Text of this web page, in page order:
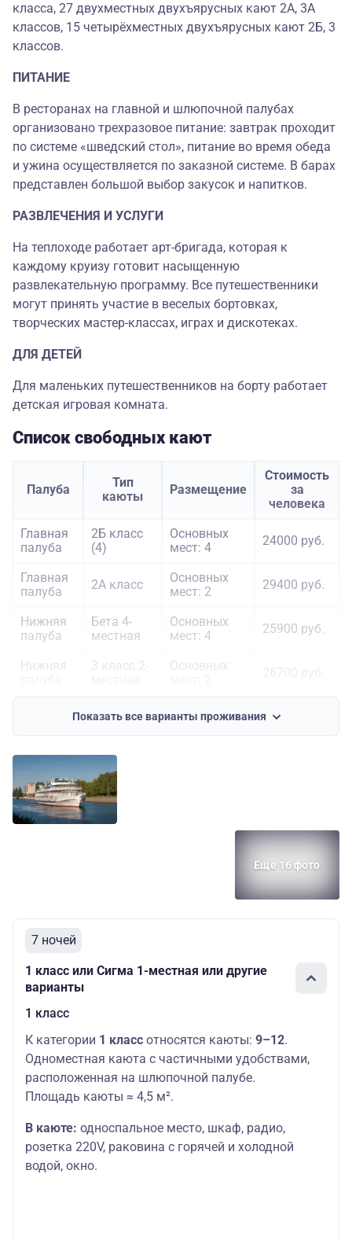
класса, 27 двухместных двухъярусных кают 2А, 3А
классов, 15 четырёхместных двухъярусных кают 2Б, 3
классов.
ПИТАНИЕ
В ресторанах на главной и шлюпочной палубах
организовано трехразовое питание: завтрак проходит
по системе «шведский стол», питание во время обеда
и ужина осуществляется по заказной системе. В барах
представлен большой выбор закусок и напитков.
РАЗВЛЕЧЕНИЯ И УСЛУГИ
На теплоходе работает арт-бригада, которая к
каждому круизу готовит насыщенную
развлекательную программу. Все путешественники
могут принять участие в веселых бортовках,
творческих мастер-классах, играх и дискотеках.
ДЛЯ ДЕТЕЙ
Для маленьких путешественников на борту работает
детская игровая комната.
Список свободных кают
Палуба
Тип
каюты
Размещение
Стоимость
за
человека
Главная
палуба
2Б класс
(4)
Основных
мест: 4
24000 руб.
Главная
палуба
2А класс
Основных
мест: 2
29400 руб.
Нижняя
палуба
Бета 4-
местная
Основных
мест: 4
25900 руб.
Нижняя
3 класс 2-
Основных
1А класс
мест: 2
33500 руб.
Показать все варианты проживания
Еще 16 фото
7 ночей
1 класс или Сигма 1-местная или другие
варианты
1 класс
К категории 1 класс относятся каюты: 9–12.
Одноместная каюта с частичными удобствами,
расположенная на шлюпочной палубе.
Площадь каюты ≈ 4,5 м².
В каюте: односпальное место, шкаф, радио,
розетка 220V, раковина с горячей и холодной
водой, окно.